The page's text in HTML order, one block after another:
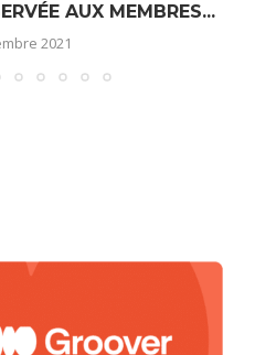
AUX MEMBRES...
2021